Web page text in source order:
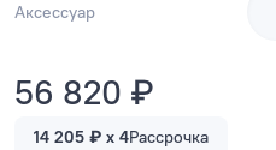
Аксессуар
56 820 ₽
14 205 ₽ x 4Рассрочка